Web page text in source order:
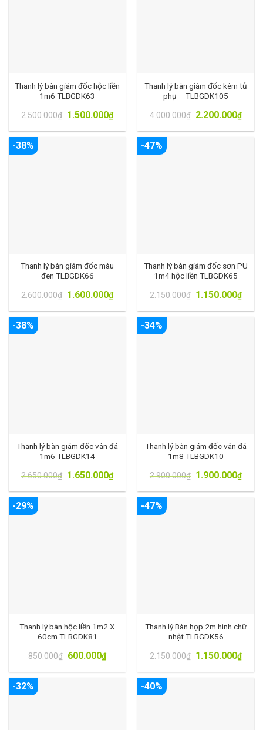
Thanh lý bàn giám đốc hộc liền
1m6 TLBGDK63
2.500.000₫ 1.500.000₫
Thanh lý bàn giám đốc kèm tủ
phụ – TLBGDK105
4.000.000₫ 2.200.000₫
-38%
Thanh lý bàn giám đốc màu
đen TLBGDK66
2.600.000₫ 1.600.000₫
-47%
Thanh lý bàn giám đốc sơn PU
1m4 hộc liền TLBGDK65
2.150.000₫ 1.150.000₫
-38%
Thanh lý bàn giám đốc vân đá
1m6 TLBGDK14
2.650.000₫ 1.650.000₫
-34%
Thanh lý bàn giám đốc vân đá
1m8 TLBGDK10
2.900.000₫ 1.900.000₫
-29%
Thanh lý bàn hộc liền 1m2 X
60cm TLBGDK81
850.000₫ 600.000₫
-47%
Thanh lý Bàn họp 2m hình chữ
nhật TLBGDK56
2.150.000₫ 1.150.000₫
-32% -40%